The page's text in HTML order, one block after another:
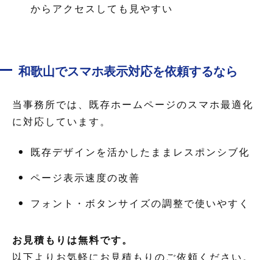
からアクセスしても見やすい
和歌山でスマホ表示対応を依頼するなら
当事務所では、既存ホームページのスマホ最適化
に対応しています。
既存デザインを活かしたままレスポンシブ化
ページ表示速度の改善
フォント・ボタンサイズの調整で使いやすく
お見積もりは無料です。
以下よりお気軽にお見積もりのご依頼ください。